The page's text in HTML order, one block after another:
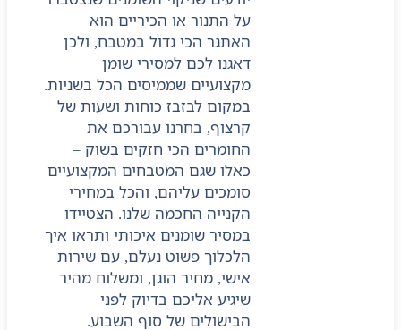
על התנור או הכיריים הוא
האתגר הכי גדול במטבח, ולכן
דאגנו לכם למסירי שומן
מקצועיים שממיסים הכל בשניות.
במקום לבזבז כוחות ושעות של
קרצוף, בחרנו עבורכם את
החומרים הכי חזקים בשוק –
כאלו שגם המטבחים המקצועיים
סומכים עליהם, והכל במחירי
הקנייה החכמה שלנו. הצטיידו
במסיר שומנים איכותי ותראו איך
הלכלוך פשוט נעלם, עם שירות
אישי, מחיר הוגן, ומשלוח מהיר
שיגיע אליכם בדיוק לפני
הבישולים של סוף השבוע.